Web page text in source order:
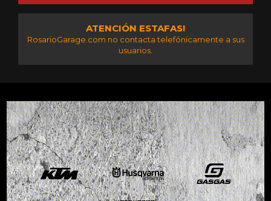
ATENCIÓN ESTAFAS!
RosarioGarage.com no contacta telefónicamente a sus
usuarios.